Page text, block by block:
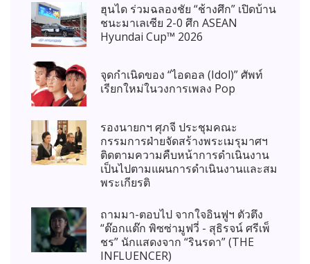
ฮุนได ร่วมฉลองชัย “ช้างศึก” เปิดบ้าน
ชนะมาเลเซีย 2-0 ศึก ASEAN
Hyundai Cup™ 2026
จุดกำเนิดของ “ไอดอล (Idol)” ศัพท์
เรียกใหม่ในวงการเพลง Pop
รองนายกฯ ศุภจี ประชุมคณะ
กรรมการฝ่ายจัดสร้างพระเมรุมาศฯ
ติดตามความคืบหน้าการดำเนินงาน
เป็นไปตามแผนการดำเนินงานและสม
พระเกียรติ
ถามมา-ตอบไป จากใจอินฟูฯ ตัวตึง
“ต๊อกแต๊ก พิซซ่ามูฟวี่ - สุธิรจน์ ศรีเพ็
ชร” นักแสดงจาก “รินรดา” (THE
INFLUENCER)